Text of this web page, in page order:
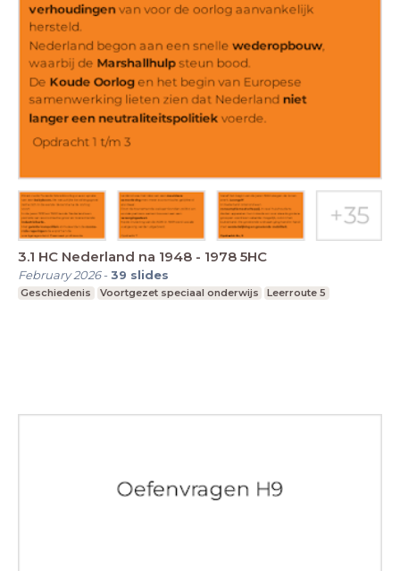
3.1 HC Nederland na 1948 - 1978 5HC
February 2026-39 slides
Geschiedenis Voortgezet speciaal onderwijs Leerroute 5